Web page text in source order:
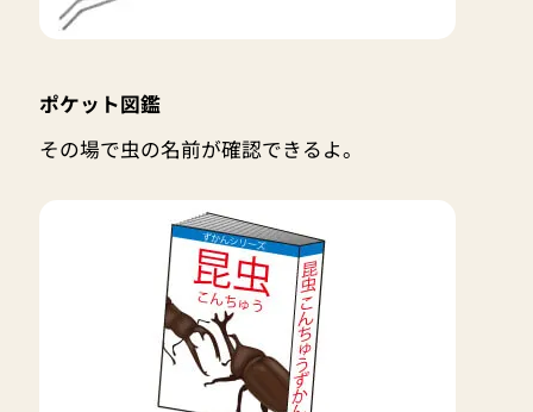
ポケット図鑑
その場で虫の名前が確認できるよ。